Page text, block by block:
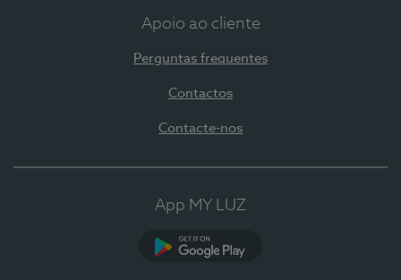
Apoio ao cliente
Perguntas frequentes
Contactos
Contacte-nos
App MY LUZ